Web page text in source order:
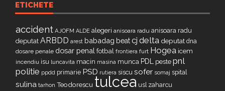
ETICHETE
accident AJOFM ALDE alegeri anisoara radu anisoara radu
deputat ARBDD arest babadag beatcj delta deputat dna
dosare penale dosar penal fotbal frontiera furt Hogea icem
incendiu isu luncavita macin masina munca PDL peste pnl
politie ppdd primarie PSD rutiera siscu sofer somaj spital
sulina tarhon Teodorescu tulcea usl zaharcu